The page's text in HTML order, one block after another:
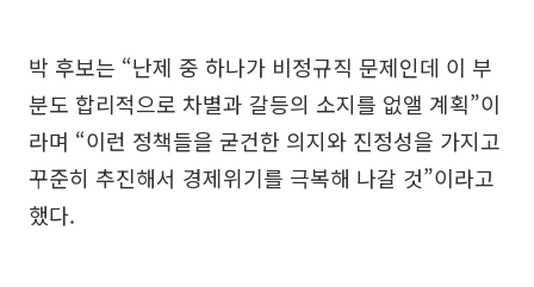
박 후보는 “난제 중 하나가 비정규직 문제인데 이 부
분도 합리적으로 차별과 갈등의 소지를 없앨 계획”이
라며 “이런 정책들을 굳건한 의지와 진정성을 가지고
꾸준히 추진해서 경제위기를 극복해 나갈 것”이라고
했다.